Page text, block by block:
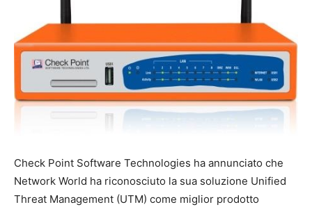
Check Point Software Technologies ha annunciato che
Network World ha riconosciuto la sua soluzione Unified
Threat Management (UTM) come miglior prodotto